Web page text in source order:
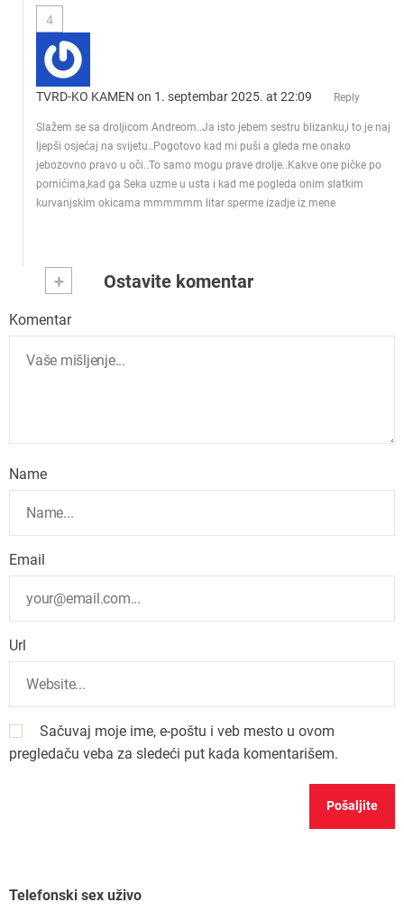
4
TVRD-KO KAMEN on 1. septembar 2025. at 22:09 Reply
Slažem se sa droljicom Andreom..Ja isto jebem sestru blizanku,i to je naj
ljepši osjećaj na svijetu..Pogotovo kad mi puši a gleda me onako
jebozovno pravo u oči..To samo mogu prave drolje..Kakve one pičke po
pornićima,kad ga Seka uzme u usta i kad me pogleda onim slatkim
kurvanjskim okicama mmmmmm litar sperme izadje iz mene
+ Ostavite komentar
Komentar
Name
Email
Url
Sačuvaj moje ime, e-poštu i veb mesto u ovom
pregledaču veba za sledeći put kada komentarišem.
Telefonski sex uživo